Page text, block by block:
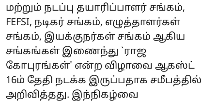
மற்றும் நடப்பு தயாரிப்பாளர் சங்கம்,
FEFSI, நடிகர் சங்கம், எழுத்தாளர்கள்
சங்கம், இயக்குநர்கள் சங்கம் ஆகிய
சங்கங்கள் இணைந்து `ராஜ
கோபுரங்கள்' என்ற விழாவை ஆகஸ்ட்
16ம் தேதி நடக்க இருப்பதாக சமீபத்தில்
அறிவித்தது. இந்நிகழ்வை